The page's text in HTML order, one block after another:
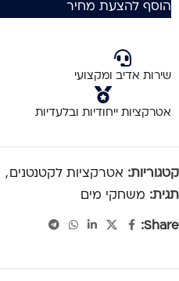
הוסף להצעת מחיר
שירות אדיב ומקצועי
אטרקציות ייחודיות ובלעדיות
קטגוריות: אטרקציות לקטנטנים,
תגית: משחקי מים
Share: